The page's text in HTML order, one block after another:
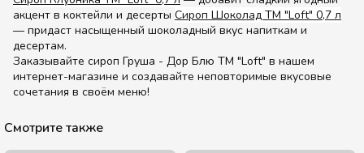
акцент в коктейли и десерты Сироп Шоколад ТМ "Loft" 0,7 л
— придаст насыщенный шоколадный вкус напиткам и
десертам.
Заказывайте сироп Груша - Дор Блю ТМ "Loft" в нашем
интернет-магазине и создавайте неповторимые вкусовые
сочетания в своём меню!
Смотрите также